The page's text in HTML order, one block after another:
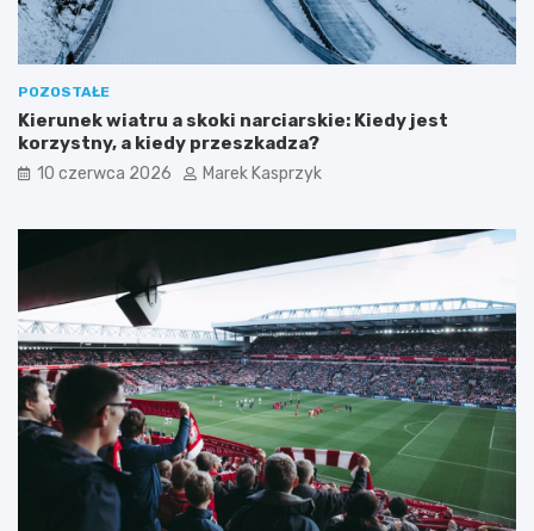
POZOSTAŁE
Kierunek wiatru a skoki narciarskie: Kiedy jest
korzystny, a kiedy przeszkadza?
10 czerwca 2026 Marek Kasprzyk